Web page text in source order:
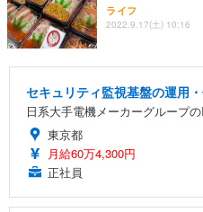
ライフ
2022.9.17(土) 10:16
セキュリティ監視基盤の運用
日系大手電機メーカーグループ
東京都
月給60万4,300円
正社員